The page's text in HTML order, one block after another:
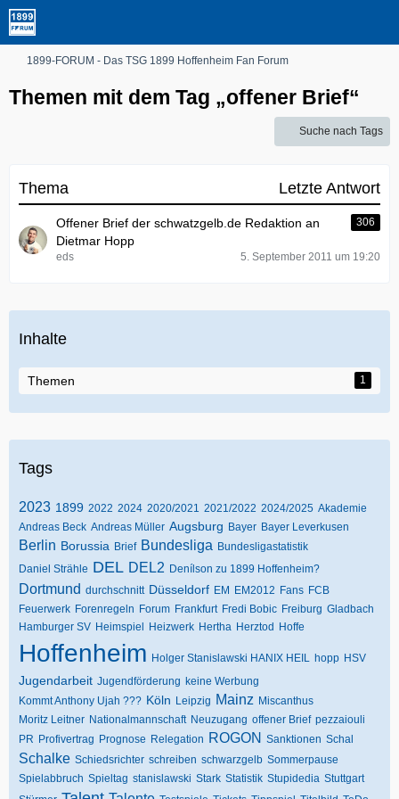
1899-FORUM - Das TSG 1899 Hoffenheim Fan Forum
Themen mit dem Tag „offener Brief“
Suche nach Tags
Thema Letzte Antwort
Offener Brief der schwatzgelb.de Redaktion an
Dietmar Hopp
306
eds 5. September 2011 um 19:20
Inhalte
Themen 1
Tags
2023 1899 2022 2024 2020/2021 2021/2022 2024/2025 Akademie
Andreas Beck Andreas Müller Augsburg Bayer Bayer Leverkusen
Berlin Borussia Brief Bundesliga Bundesligastatistik
Daniel Strähle DEL DEL2 Denílson zu 1899 Hoffenheim?
Dortmund durchschnitt Düsseldorf EM EM2012 Fans FCB
Feuerwerk Forenregeln Forum Frankfurt Fredi Bobic Freiburg Gladbach
Hamburger SV Heimspiel Heizwerk Hertha Herztod Hoffe
Hoffenheim Holger Stanislawski HANIX HEIL hopp HSV
Jugendarbeit Jugendförderung keine Werbung
Kommt Anthony Ujah ??? Köln Leipzig Mainz Miscanthus
Moritz Leitner Nationalmannschaft Neuzugang offener Brief pezzaiouli
PR Profivertrag Prognose Relegation ROGON Sanktionen Schal
Schalke Schiedsrichter schreiben schwarzgelb Sommerpause
Spielabbruch Spieltag stanislawski Stark Statistik Stupidedia Stuttgart